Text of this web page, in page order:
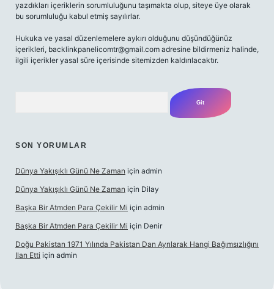
yazdıkları içeriklerin sorumluluğunu taşımakta olup, siteye üye olarak
bu sorumluluğu kabul etmiş sayılırlar.
Hukuka ve yasal düzenlemelere aykırı olduğunu düşündüğünüz
içerikleri, backlinkpanelicomtr@gmail.com adresine bildirmeniz halinde,
ilgili içerikler yasal süre içerisinde sitemizden kaldırılacaktır.
SON YORUMLAR
Dünya Yakışıklı Günü Ne Zaman için admin
Dünya Yakışıklı Günü Ne Zaman için Dilay
Başka Bir Atmden Para Çekilir Mi için admin
Başka Bir Atmden Para Çekilir Mi için Denir
Doğu Pakistan 1971 Yılında Pakistan Dan Ayrılarak Hangi Bağımsızlığını
Ilan Etti için admin